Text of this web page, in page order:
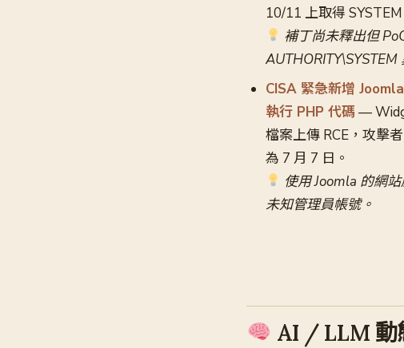
10/11 上取得
補丁尚未釋出但
CISA 緊急新增
執行 PHP 代碼 —
檔案上傳 RCE，攻擊
為 7 月 7 日。
使用 Joomla 的網
未知管理員帳號。
AI / LLM 動